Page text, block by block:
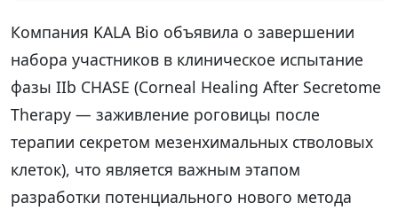
Компания KALA Bio объявила о завершении
набора участников в клиническое испытание
фазы IIb CHASE (Corneal Healing After Secretome
Therapy — заживление роговицы после
терапии секретом мезенхимальных стволовых
клеток), что является важным этапом
разработки потенциального нового метода